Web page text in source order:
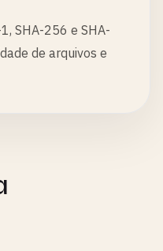
SHA-256 e SHA-
de arquivos e